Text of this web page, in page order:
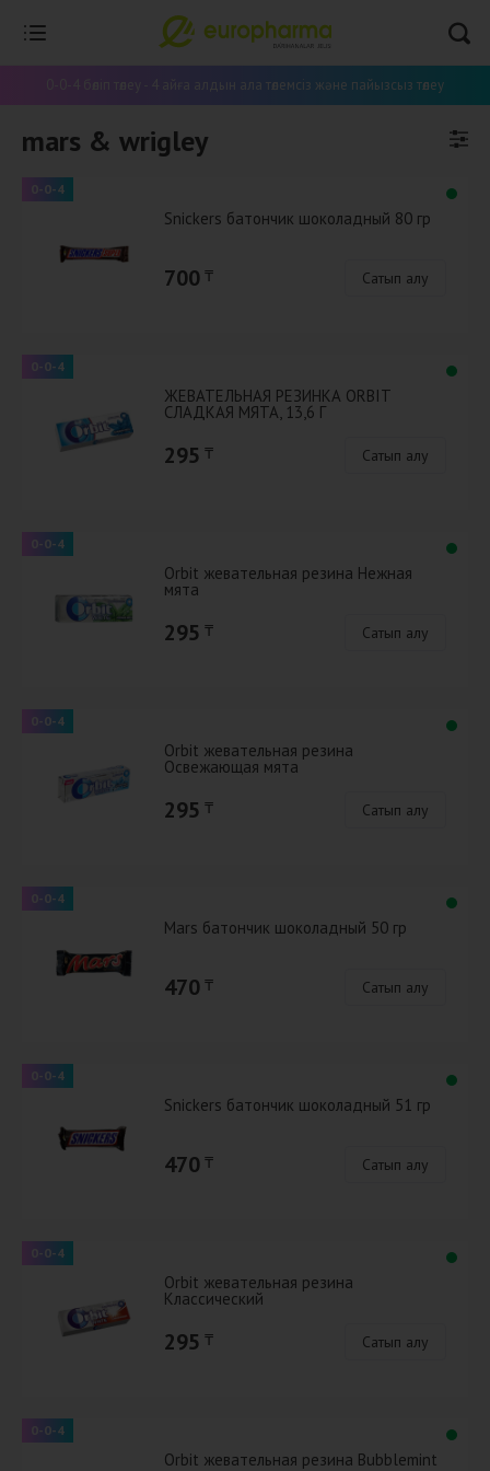
0-0-4 бөліп төлеу - 4 айға алдын ала төлемсіз және пайызсыз төлеу
mars & wrigley
0-0-4
Snickers батончик шоколадный 80 гр
700 ₸ Сатып алу
0-0-4
ЖЕВАТЕЛЬНАЯ РЕЗИНКА ORBIT
СЛАДКАЯ МЯТА, 13,6 Г
295 ₸ Сатып алу
0-0-4
Orbit жевательная резина Нежная
мята
295 ₸ Сатып алу
0-0-4
Orbit жевательная резина
Освежающая мята
295 ₸ Сатып алу
0-0-4
Mars батончик шоколадный 50 гр
470 ₸ Сатып алу
0-0-4
Snickers батончик шоколадный 51 гр
470 ₸ Сатып алу
0-0-4
Orbit жевательная резина
Классический
295 ₸ Сатып алу
0-0-4
Orbit жевательная резина Bubblemint